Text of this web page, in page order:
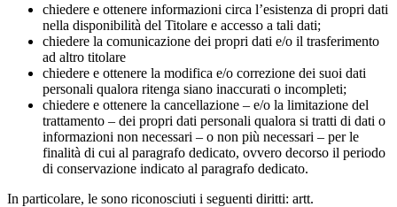
chiedere e ottenere informazioni circa l’esistenza di propri dati
nella disponibilità del Titolare e accesso a tali dati;
chiedere la comunicazione dei propri dati e/o il trasferimento
ad altro titolare
chiedere e ottenere la modifica e/o correzione dei suoi dati
personali qualora ritenga siano inaccurati o incompleti;
chiedere e ottenere la cancellazione – e/o la limitazione del
trattamento – dei propri dati personali qualora si tratti di dati o
informazioni non necessari – o non più necessari – per le
finalità di cui al paragrafo dedicato, ovvero decorso il periodo
di conservazione indicato al paragrafo dedicato.
In particolare, le sono riconosciuti i seguenti diritti: artt.